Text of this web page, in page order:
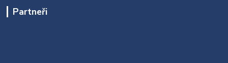
Partneři